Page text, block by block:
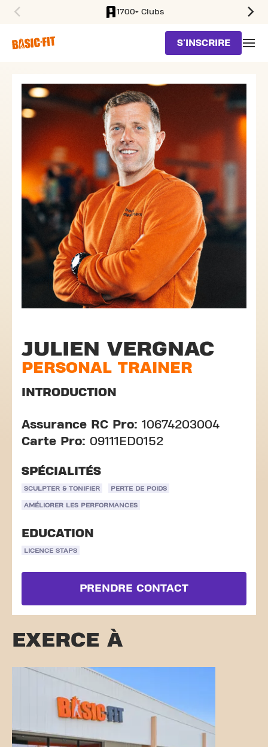
1700+ Clubs
S'INSCRIRE
JULIEN VERGNAC
PERSONAL TRAINER
INTRODUCTION
Assurance RC Pro: 10674203004
Carte Pro: 09111ED0152
SPÉCIALITÉS
SCULPTER & TONIFIER PERTE DE POIDS
AMÉLIORER LES PERFORMANCES
EDUCATION
LICENCE STAPS
PRENDRE CONTACT
EXERCE À